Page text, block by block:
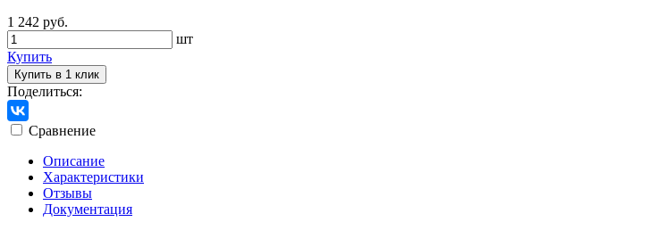
1 242 руб.
шт
Купить
Купить в 1 клик
Поделиться:
Сравнение
Описание
Характеристики
Отзывы
Документация